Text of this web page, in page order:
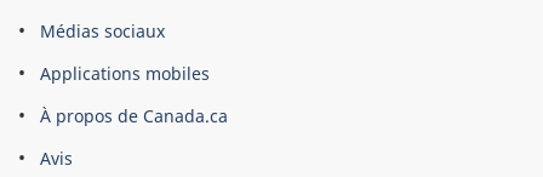
À
propos
du
site
Médias sociaux
Applications mobiles
À propos de Canada.ca
Avis